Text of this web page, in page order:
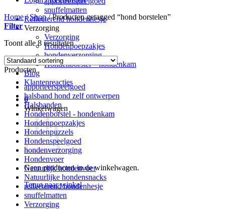
snuffelmatten
Reflecterend hondenhesje
Verzorging
Verzorging
Hondenpoepzakjes
hondenverzorging
Hondenborstel – hondenkam
Blog
Klantenreacties
0
Winkelwagen
Geen producten in de winkelwagen.
Terug naar winkel
Home / Shop /Producten getagged “hond borstelen”
Filter
Toont alle 8 resultaten
Producten
apporteerspeelgoed
halsband hond zelf ontwerpen
Halsbanden
Hondenborstel - hondenkam
Hondenpoepzakjes
Hondenpuzzels
Hondenspeelgoed
hondenverzorging
Hondenvoer
Natuurlijk hondenvoer
Natuurlijke hondensnacks
reflecterend hondenhesje
snuffelmatten
Verzorging